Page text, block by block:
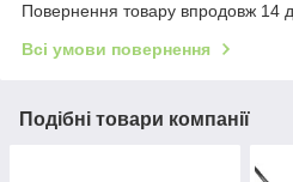
Повернення товару впродовж 14
Всі умови повернення
Подібні товари компанії